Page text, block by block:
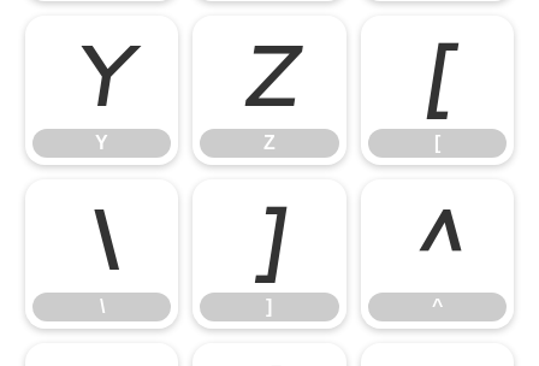
Y
Y
Z
Z
[
[
\
\
]
]
^
^